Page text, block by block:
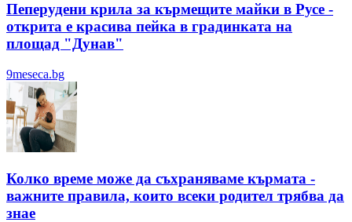
Пеперудени крила за кърмещите майки в Русе -
открита е красива пейка в градинката на
площад "Дунав"
9meseca.bg
Колко време може да съхраняваме кърмата -
важните правила, които всеки родител трябва да
знае